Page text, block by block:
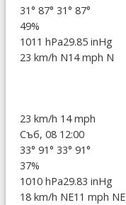
31° 87° 31° 87°
49%
1011 hPa29.85 inHg
23 km/h N14 mph N
23 km/h 14 mph
Съб, 08 12:00
33° 91° 33° 91°
37%
1010 hPa29.83 inHg
18 km/h NE11 mph NE